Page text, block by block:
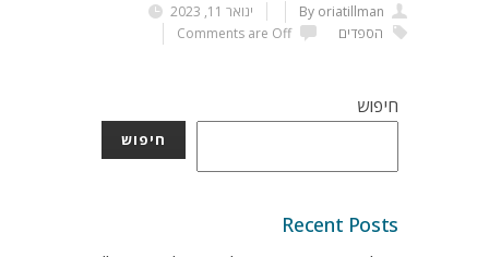
ינואר 11, 2023
By oriatillman
Comments are Off
הספדים
חיפוש
חיפוש
Recent Posts